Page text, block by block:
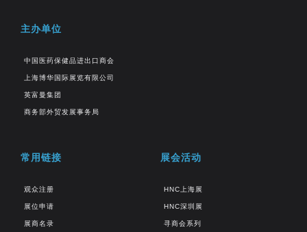
主办单位
中国医药保健品进出口商会
上海博华国际展览有限公司
英富曼集团
商务部外贸发展事务局
常用链接
观众注册
展位申请
展商名录
展会活动
HNC上海展
HNC深圳展
寻商会系列